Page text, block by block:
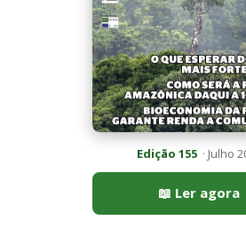
Mais lidas da semana